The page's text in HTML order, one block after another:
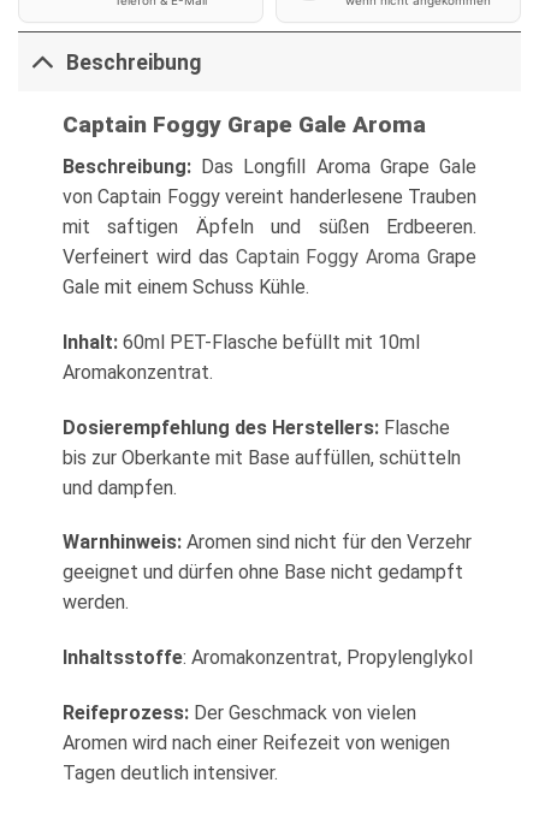
Beschreibung
Captain Foggy Grape Gale Aroma
Beschreibung: Das Longfill Aroma Grape Gale
von Captain Foggy vereint handerlesene Trauben
mit saftigen Äpfeln und süßen Erdbeeren.
Verfeinert wird das Captain Foggy Aroma Grape
Gale mit einem Schuss Kühle.
Inhalt:60ml PET-Flasche befüllt mit 10ml
Aromakonzentrat.
Dosierempfehlung des Herstellers:Flasche
bis zur Oberkante mit Base auffüllen, schütteln
und dampfen.
Warnhinweis:Aromen sind nicht für den Verzehr
geeignet und dürfen ohne Base nicht gedampft
werden.
Inhaltsstoffe: Aromakonzentrat, Propylenglykol
Reifeprozess:Der Geschmack von vielen
Aromen wird nach einer Reifezeit von wenigen
Tagen deutlich intensiver.